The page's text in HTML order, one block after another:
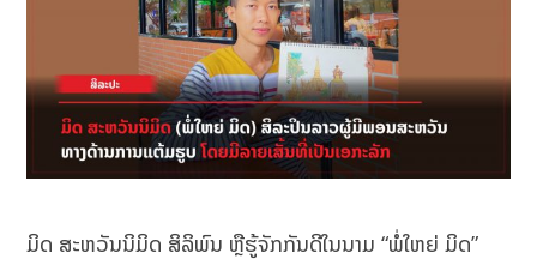
ມິດ ສະຫວັນນິມິດ ສິລິພົນ ຫຼືຮູ້ຈັກກັນດີໃນນາມ “ພໍ່ໃຫຍ່ ມິດ”